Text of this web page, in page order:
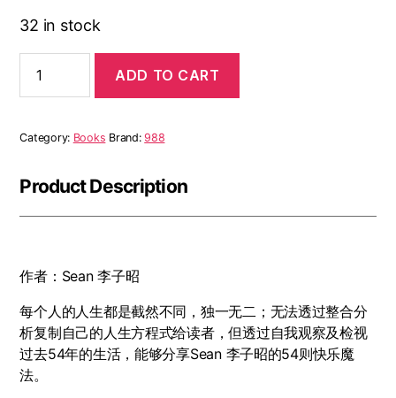
32 in stock
ADD TO CART
Category: Books Brand:988
Product Description
作者：Sean 李子昭
每个人的人生都是截然不同，独一无二；无法透过整合分
析复制自己的人生方程式给读者，但透过自我观察及检视
过去54年的生活，能够分享Sean 李子昭的54则快乐魔
法。